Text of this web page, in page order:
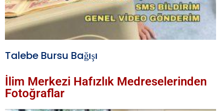
Talebe Bursu Bağışı
İlim Merkezi Hafızlık Medreselerinden
Fotoğraflar